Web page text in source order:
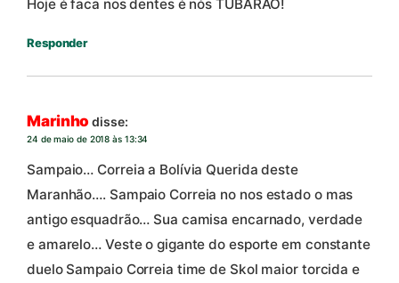
Hoje é faca nos dentes é nós TUBARÃO!
Responder
Marinho disse:
24 de maio de 2018 às 13:34
Sampaio… Correia a Bolívia Querida deste
Maranhão…. Sampaio Correia no nos estado o mas
antigo esquadrão… Sua camisa encarnado, verdade
e amarelo… Veste o gigante do esporte em constante
duelo Sampaio Correia time de Skol maior torcida e